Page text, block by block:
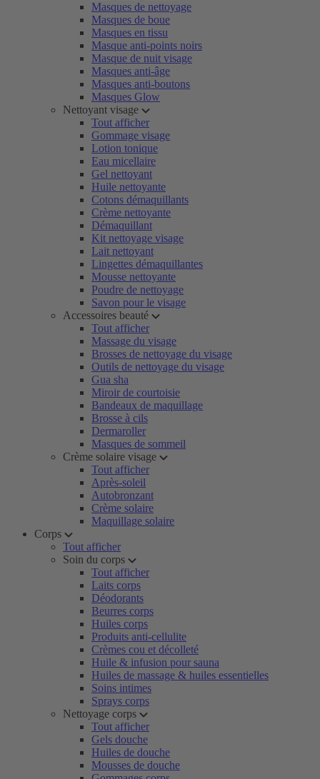
Masques de nettoyage
Masques de boue
Masques en tissu
Masque anti-points noirs
Masque de nuit visage
Masques anti-âge
Masques anti-boutons
Masques Glow
Nettoyant visage
Tout afficher
Gommage visage
Lotion tonique
Eau micellaire
Gel nettoyant
Huile nettoyante
Cotons démaquillants
Crème nettoyante
Démaquillant
Kit nettoyage visage
Lait nettoyant
Lingettes démaquillantes
Mousse nettoyante
Poudre de nettoyage
Savon pour le visage
Accessoires beauté
Tout afficher
Massage du visage
Brosses de nettoyage du visage
Outils de nettoyage du visage
Gua sha
Miroir de courtoisie
Bandeaux de maquillage
Brosse à cils
Dermaroller
Masques de sommeil
Crème solaire visage
Tout afficher
Après-soleil
Autobronzant
Crème solaire
Maquillage solaire
Corps
Tout afficher
Soin du corps
Tout afficher
Laits corps
Déodorants
Beurres corps
Huiles corps
Produits anti-cellulite
Crèmes cou et décolleté
Huile & infusion pour sauna
Huiles de massage & huiles essentielles
Soins intimes
Sprays corps
Nettoyage corps
Tout afficher
Gels douche
Huiles de douche
Mousses de douche